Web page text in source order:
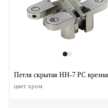
Петля скрытая HH-7 PC
цвет хром